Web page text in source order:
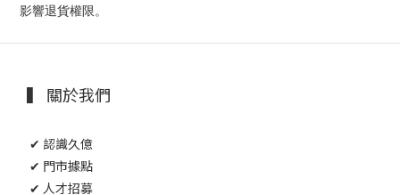
影響退貨權限。
▍ 關於我們
✔ 認識久億
✔ 門市據點
✔ 人才招募